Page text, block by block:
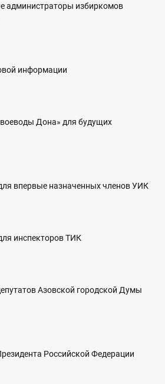
администраторы избиркомов
информации
Дона» для будущих
впервые назначенных членов УИК
инспекторов ТИК
Азовской городской Думы
Российской Федерации